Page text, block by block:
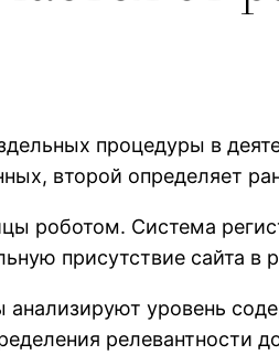
процедуры в
второй определяет
роботом. Система
присутствие сайта в
уровень
релевантности